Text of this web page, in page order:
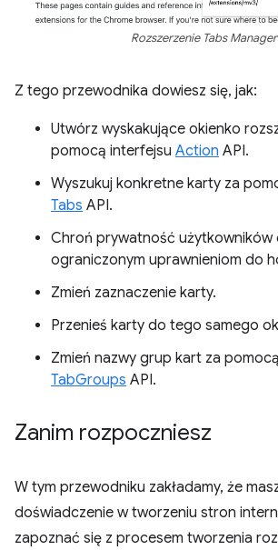
Rozszerzenie Tabs Manager
Z tego przewodnika dowiesz się, jak:
Utwórz wyskakujące okienko
pomocą interfejsu Action API.
Wyszukuj konkretne karty za
Tabs API.
Chroń prywatność użytkowników
ograniczonym uprawnieniom do
Zmień zaznaczenie karty.
Przenieś karty do tego samego
Zmień nazwy grup kart za
TabGroups API.
Zanim rozpoczniesz
W tym przewodniku zakładamy, że
doświadczenie w tworzeniu stron
zapoznać się z procesem tworzenia